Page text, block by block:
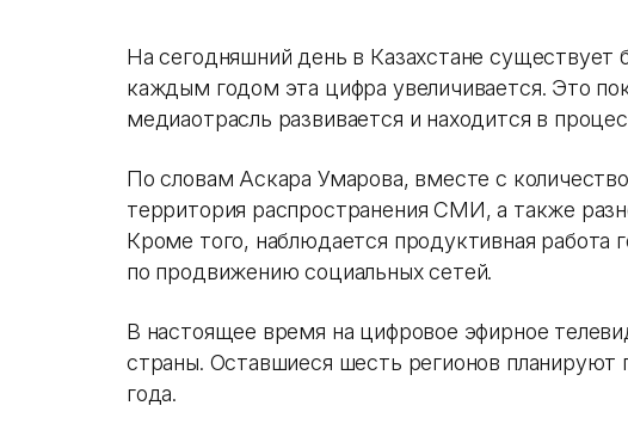
На сегодняшний день в Казахстане
каждым годом эта цифра увеличивается. Это
медиаотрасль развивается и находится в
По словам Аскара Умарова, вместе с
территория распространения СМИ, а также
Кроме того, наблюдается продуктивная работа
по продвижению социальных сетей.
В настоящее время на цифровое эфирное
страны. Оставшиеся шесть регионов
года.